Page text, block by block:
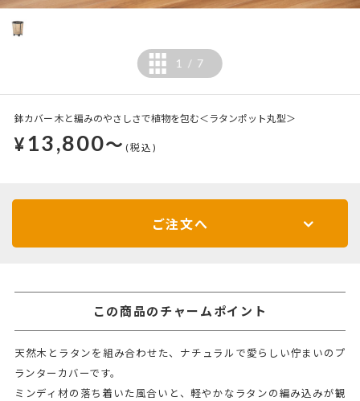
1 / 7
鉢カバー 木と編みのやさしさで植物を包む＜ラタンポット丸型＞
¥13,800～ (税込)
ご注文へ
この商品のチャームポイント
天然木とラタンを組み合わせた、ナチュラルで愛らしい佇まいのプ
ランターカバーです。
ミンディ材の落ち着いた風合いと、軽やかなラタンの編み込みが観